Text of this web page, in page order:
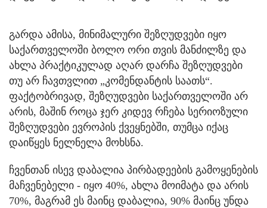
გარდა ამისა, მინიმალური შეზღუდვები იყო
საქართველოში ბოლო ორი თვის მანძილზე და
ახლა პრაქტიკულად აღარ დარჩა შეზღუდვები
თუ არ ჩავთვლით „კომენდანტის საათს“.
ფაქტობრივად, შეზღუდვები საქართველოში არ
არის, მაშინ როცა ჯერ კიდევ რჩება სერიოზული
შეზღუდვები ევროპის ქვეყნებში, თუმცა იქაც
დაიწყეს ნელნელა მოხსნა.
ჩვენთან ისევ დაბალია პირბადეების გამოყენების
მაჩვენებელი - იყო 40%, ახლა მოიმატა და არის
70%, მაგრამ ეს მაინც დაბალია, 90% მაინც უნდა